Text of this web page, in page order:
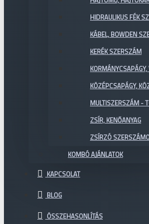
HIDRAULIKUS FÉK
KÁBEL, BOWDEN
KERÉK SZERSZÁM
KÖZÉPCSAPÁGY,
MULTISZERSZÁM -
ZSÍR, KENŐANYAG
ZSÍRZÓ
KOMBÓ AJÁNLATOK
KAPCSOLAT
BLOG
ÖSSZEHASONLÍTÁS